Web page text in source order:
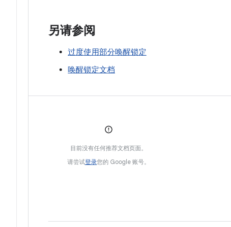
另请参阅
过度使用部分唤醒锁定
唤醒锁定文档
目前没有任何推荐文档页面。
请尝试登录您的 Google 账号。